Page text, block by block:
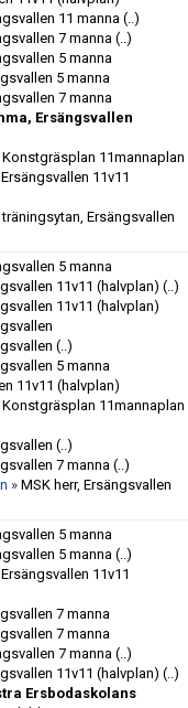
11 manna (..)
7 manna (..)
5 manna
5 manna
7 manna
Ersängsvallen
11mannaplan
11v11
Ersängsvallen
5 manna
11v11 (halvplan) (..)
11v11 (halvplan)
(..)
5 manna
11v11 (halvplan)
11mannaplan
(..)
7 manna (..)
» MSK herr, Ersängsvallen
5 manna
5 manna (..)
11v11
7 manna
7 manna
7 manna (..)
11v11 (halvplan) (..)
Ersbodaskolans